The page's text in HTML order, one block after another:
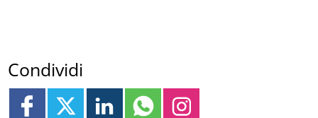
Condividi